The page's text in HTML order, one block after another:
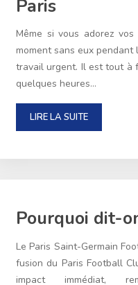
Paris
Même si vous adorez
moment sans eux pendant
travail urgent. Il est tout à
quelques heures…
LIRE LA SUITE
Pourquoi dit-
Le Paris Saint-Germain
fusion du Paris Football
impact immédiat,